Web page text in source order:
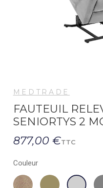
MEDTRADE
FAUTEUIL
SENIORTYS 2
877,00 €TTC
Couleur
Beige BronzeGris